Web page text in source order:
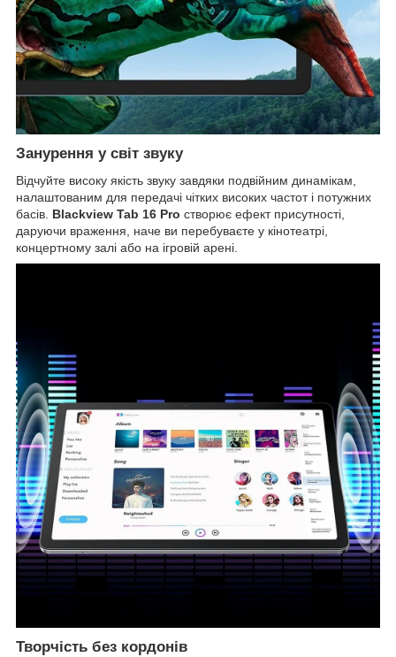
Занурення у світ звуку
Відчуйте високу якість звуку завдяки подвійним динамікам,
налаштованим для передачі чітких високих частот і потужних
басів. Blackview Tab 16 Pro створює ефект присутності,
даруючи враження, наче ви перебуваєте у кінотеатрі,
концертному залі або на ігровій арені.
Творчість без кордонів